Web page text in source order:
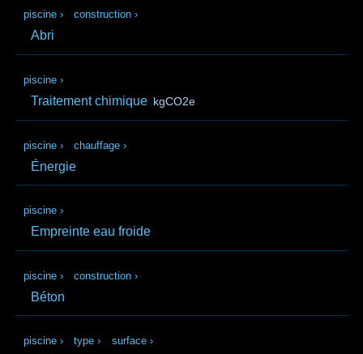
piscine › construction ›
Abri
piscine ›
Traitement chimique kgCO2e
piscine › chauffage ›
Énergie
piscine ›
Empreinte eau froide
piscine › construction ›
Béton
piscine › type › surface ›